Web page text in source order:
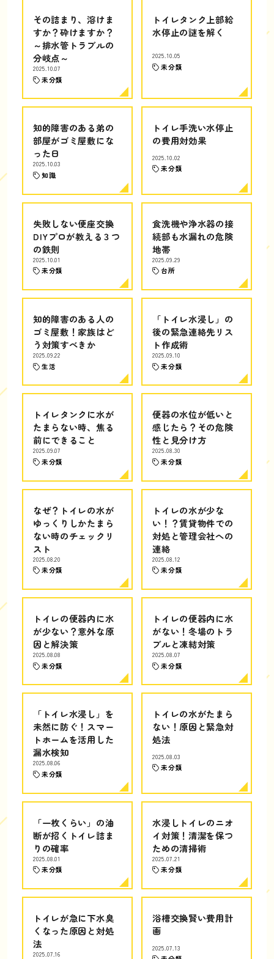
その詰まり、溶けま
すか？砕けますか？
～排水管トラブルの
分岐点～
2025.10.07
未分類
トイレタンク上部給
水停止の謎を解く
2025.10.05
未分類
知的障害のある弟の
部屋がゴミ屋敷にな
った日
2025.10.03
知識
トイレ手洗い水停止
の費用対効果
2025.10.02
未分類
失敗しない便座交換
DIYプロが教える３つ
の鉄則
2025.10.01
未分類
食洗機や浄水器の接
続部も水漏れの危険
地帯
2025.09.29
台所
知的障害のある人の
ゴミ屋敷！家族はど
う対策すべきか
2025.09.22
生活
「トイレ水浸し」の
後の緊急連絡先リス
ト作成術
2025.09.10
未分類
トイレタンクに水が
たまらない時、焦る
前にできること
2025.09.07
未分類
便器の水位が低いと
感じたら？その危険
性と見分け方
2025.08.30
未分類
なぜ？トイレの水が
ゆっくりしかたまら
ない時のチェックリ
スト
2025.08.20
未分類
トイレの水が少な
い！？賃貸物件での
対処と管理会社への
連絡
2025.08.12
未分類
トイレの便器内に水
が少ない？意外な原
因と解決策
2025.08.08
未分類
トイレの便器内に水
がない！冬場のトラ
ブルと凍結対策
2025.08.07
未分類
「トイレ水浸し」を
未然に防ぐ！スマー
トホームを活用した
漏水検知
2025.08.06
未分類
トイレの水がたまら
ない！原因と緊急対
処法
2025.08.03
未分類
「一枚くらい」の油
断が招くトイレ詰ま
りの確率
2025.08.01
未分類
水浸しトイレのニオ
イ対策！清潔を保つ
ための清掃術
2025.07.21
未分類
トイレが急に下水臭
くなった原因と対処
法
2025.07.16
浴槽交換賢い費用計
画
2025.07.13